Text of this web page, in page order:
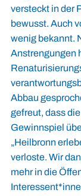
versteckt in der
bewusst. Auch
wenig bekannt.
Anstrengungen
Abbau
gefreut, dass
Gewinnspiel
„Heilbronn
verloste. Wir
mehr in die